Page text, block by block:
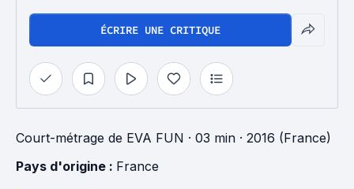
ÉCRIRE UNE CRITIQUE
Court-métrage de EVA FUN · 03 min · 2016 (France)
Pays d'origine : France